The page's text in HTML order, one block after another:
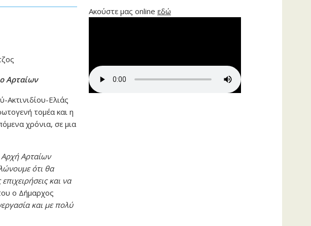
Αρταίων
Ακτινιδίου-Ελιάς
τομέα και η
χρόνια, σε μια
Αρταίων
ότι θα
και να
ο Δήμαρχος
και με πολύ
Ακούστε μας online εδώ